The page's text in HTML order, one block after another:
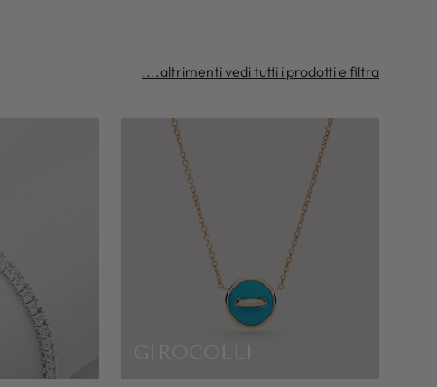
....altrimenti vedi tutti i prodotti e filtra